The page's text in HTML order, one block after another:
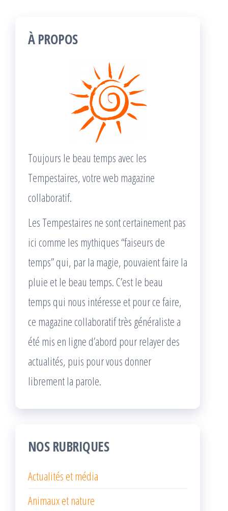
À PROPOS
Toujours le beau temps avec les
Tempestaires, votre web magazine
collaboratif.
Les Tempestaires ne sont certainement pas
ici comme les mythiques “faiseurs de
temps” qui, par la magie, pouvaient faire la
pluie et le beau temps. C’est le beau
temps qui nous intéresse et pour ce faire,
ce magazine collaboratif très généraliste a
été mis en ligne d’abord pour relayer des
actualités, puis pour vous donner
librement la parole.
NOS RUBRIQUES
Actualités et média
Animaux et nature